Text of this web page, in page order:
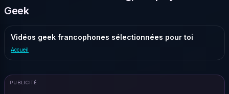
Geek
Vidéos geek francophones sélectionnées pour toi
Accueil
PUBLICITÉ